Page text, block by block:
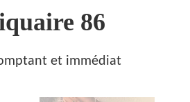
86
et immédiat